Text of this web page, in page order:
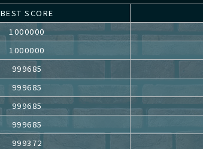
BEST SCORE
1000000
1000000
999685
999685
999685
999685
999372